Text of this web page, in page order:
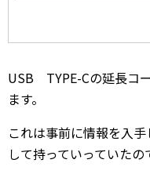
USB TYPE-Cの延長コ
ます。
これは事前に情報を入
して持っていっていたの